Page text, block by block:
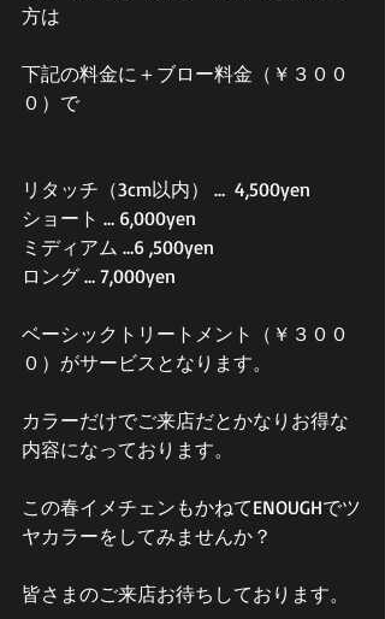
方は
下記の料金に＋ブロー料金（￥３００
０）で
リタッチ（3cm以内） …  4,500yen
ショート … 6,000yen
​ミディアム …6 ,500yen
​ロング … 7,000yen
ベーシックトリートメント（￥３００
０）がサービスとなります。
カラーだけでご来店だとかなりお得な
内容になっております。
この春イメチェンもかねてENOUGHでツ
ヤカラーをしてみませんか？
皆さまのご来店お待ちしております。